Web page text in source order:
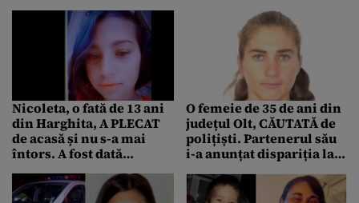
Nicoleta, o fată de 13 ani
din Harghita, A PLECAT
de acasă și nu s-a mai
întors. A fost dată
O femeie de 35 de ani din
județul Olt, CĂUTATĂ de
polițiști. Partenerul său
i-a anunțat dispariția la
de acasă